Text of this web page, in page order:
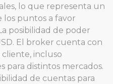
lo que representa un
los puntos a favor
posibilidad de poder
El broker cuenta con
incluso
para distintos mercados.
de cuentas para